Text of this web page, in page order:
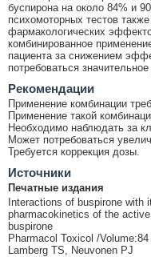
буспирона на около 84% и
психомоторных тестов
фармакологических
комбинированное
пациента за снижением
потребоваться
Рекомендации
Применение комбинации
Применение такой
Необходимо наблюдать за
Может потребоваться
Требуется коррекция дозы.
Источники
Печатные издания
Interactions of buspirone
pharmacokinetics of the
buspirone
Pharmacol Toxicol /
Lamberg TS, Neuvonen PJ